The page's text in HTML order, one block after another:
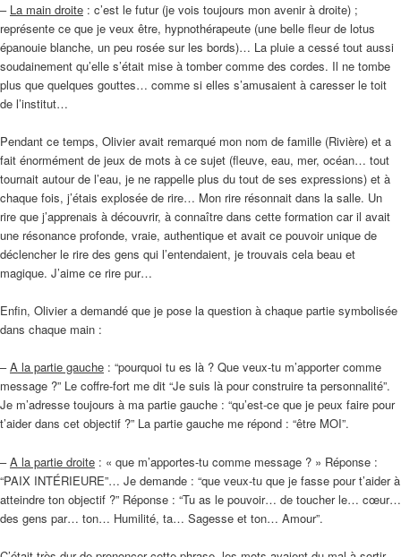
– La main droite : c’est le futur (je vois toujours mon avenir à droite) ;
représente ce que je veux être, hypnothérapeute (une belle fleur de lotus
épanouie blanche, un peu rosée sur les bords)… La pluie a cessé tout aussi
soudainement qu’elle s’était mise à tomber comme des cordes. Il ne tombe
plus que quelques gouttes… comme si elles s’amusaient à caresser le toit
de l’institut…
Pendant ce temps, Olivier avait remarqué mon nom de famille (Rivière) et a
fait énormément de jeux de mots à ce sujet (fleuve, eau, mer, océan… tout
tournait autour de l’eau, je ne rappelle plus du tout de ses expressions) et à
chaque fois, j’étais explosée de rire… Mon rire résonnait dans la salle. Un
rire que j’apprenais à découvrir, à connaître dans cette formation car il avait
une résonance profonde, vraie, authentique et avait ce pouvoir unique de
déclencher le rire des gens qui l’entendaient, je trouvais cela beau et
magique. J’aime ce rire pur…
Enfin, Olivier a demandé que je pose la question à chaque partie symbolisée
dans chaque main :
–A la partie gauche : “pourquoi tu es là ? Que veux-tu m’apporter comme
message ?” Le coffre-fort me dit “Je suis là pour construire ta personnalité”.
Je m’adresse toujours à ma partie gauche : “qu’est-ce que je peux faire pour
t’aider dans cet objectif ?” La partie gauche me répond : “être MOI”.
–A la partie droite : « que m’apportes-tu comme message ? » Réponse :
“PAIX INTÉRIEURE”… Je demande : “que veux-tu que je fasse pour t’aider à
atteindre ton objectif ?” Réponse : “Tu as le pouvoir… de toucher le… cœur…
des gens par… ton… Humilité, ta… Sagesse et ton… Amour”.